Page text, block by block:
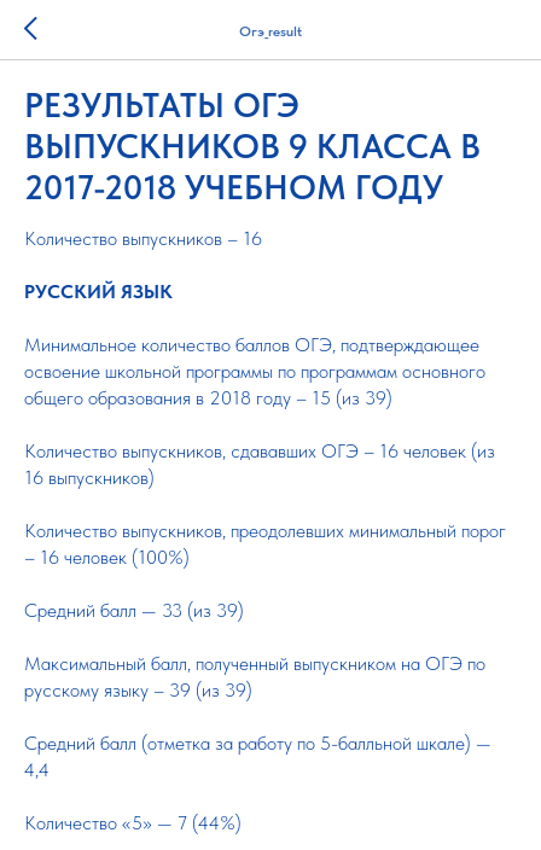
Огэ_result
РЕЗУЛЬТАТЫ ОГЭ
ВЫПУСКНИКОВ 9 КЛАССА В
2017-2018 УЧЕБНОМ ГОДУ
Количество выпускников – 16
РУССКИЙ ЯЗЫК
Минимальное количество баллов ОГЭ, подтверждающее
освоение школьной программы по программам основного
общего образования в 2018 году – 15 (из 39)
Количество выпускников, сдававших ОГЭ – 16 человек (из
16 выпускников)
Количество выпускников, преодолевших минимальный порог
– 16 человек (100%)
Средний балл — 33 (из 39)
Максимальный балл, полученный выпускником на ОГЭ по
русскому языку – 39 (из 39)
Средний балл (отметка за работу по 5-балльной шкале) —
4,4
Количество «5» — 7 (44%)